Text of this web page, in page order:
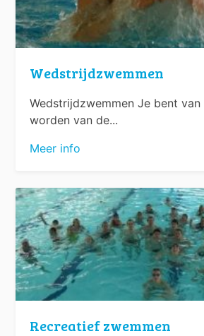
Wedstrijdzwemmen
Wedstrijdzwemmen Je bent
worden van de...
Meer info
Recreatief zwemmen